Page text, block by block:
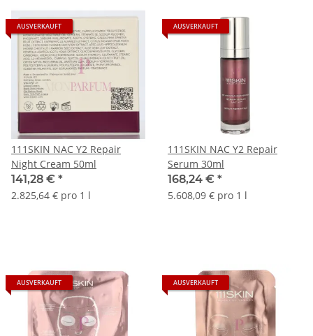
AUSVERKAUFT
111SKIN NAC Y2 Repair
Night Cream 50ml
141,28 € *
2.825,64 € pro 1 l
AUSVERKAUFT
111SKIN NAC Y2 Repair
Serum 30ml
168,24 € *
5.608,09 € pro 1 l
AUSVERKAUFT AUSVERKAUFT